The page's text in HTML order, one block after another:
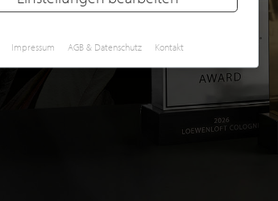
Impressum AGB & Datenschutz Kontakt